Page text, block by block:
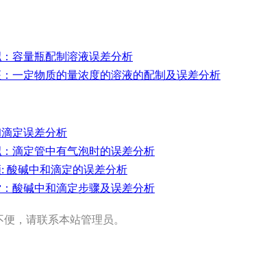
容量瓶配制溶液误差分析
一定物质的量浓度的溶液的配制及误差分析
定误差分析
滴定管中有气泡时的误差分析
酸碱中和滴定的误差分析
酸碱中和滴定步骤及误差分析
，请联系本站管理员。